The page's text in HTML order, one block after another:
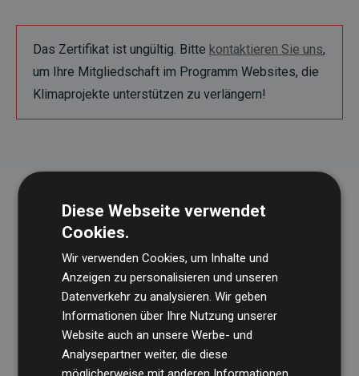
Das Zertifikat ist ungültig. Bitte kontaktieren Sie uns,
um Ihre Mitgliedschaft im Programm Websites, die
Klimaprojekte unterstützen zu verlängern!
Die Wirtschaftsprüfungsgesellschaft BDOüberprüft
regelmäßig unsere Berechnungen und Methodik, um
Transparenz und Verlässlichkeit sicherzustellen.
Diese Webseite verwendet
Cookies.
Wir verwenden Cookies, um Inhalte und
Anzeigen zu personalisieren und unseren
Datenverkehr zu analysieren. Wir geben
Informationen über Ihre Nutzung unserer
Website auch an unsere Werbe- und
Analysepartner weiter, die diese